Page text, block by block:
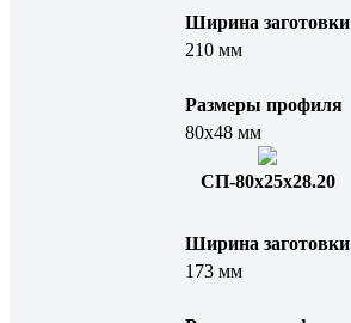
Ширина заготовки
210 мм
Размеры профиля
80х48 мм
СП-80x25x28.20
Ширина заготовки
173 мм